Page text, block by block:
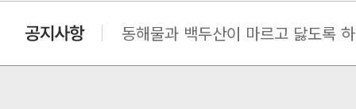
동해물과 백두산이 마르고 닳도록